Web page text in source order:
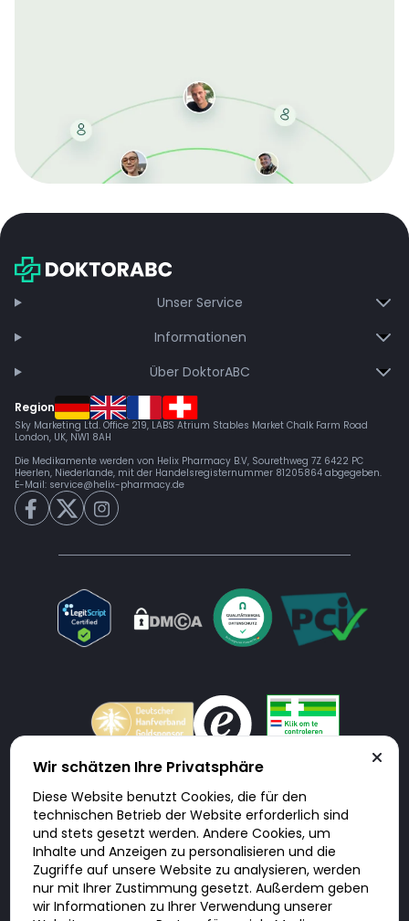
bei jeder Bestellung, erhalten schnelle Lieferung und
Unser Service
Informationen
Über DoktorABC
Region
Sky Marketing Ltd. Office 219, LABS Atrium Stables Market Chalk Farm Road
London, UK, NW1 8AH
Die Medikamente werden von Helix Pharmacy B.V, Sourethweg 7Z 6422 PC
Heerlen, Niederlande, mit der Handelsregisternummer 81205864 abgegeben.
E-Mail: service@helix-pharmacy.de
Doktorabc.com ist eine Vermittlungsplattform. Doktorabc ist ausdrücklich
keine Internetapotheke. Doktorabc bietet keine Medikamente oder
sonstige Produkte an oder liefert diese. Jegliche Informationen zu
Produkten, Medikamenten und Preisen auf der Internetseite beinhalten
kein Angebot von Doktorabc an Sie. Für die Einhaltung der in Ihrem Land
geltenden Gesetze und sonstigen Rechtsvorschriften sind Sie als Nutzer
selbst verantwortlich. Die Nutzung unseres Services auf Doktorabc durch
Sie erfolgt auf eigenes Risiko und in eigener Verantwortung. Sie erklären,
diese Internetseite aus eigener Initiative zu besuchen und zu nutzen.
Wir schätzen Ihre Privatsphäre
Diese Website benutzt Cookies, die für den
technischen Betrieb der Website erforderlich sind
und stets gesetzt werden. Andere Cookies, um
Inhalte und Anzeigen zu personalisieren und die
Zugriffe auf unsere Website zu analysieren, werden
nur mit Ihrer Zustimmung gesetzt. Außerdem geben
wir Informationen zu Ihrer Verwendung unserer